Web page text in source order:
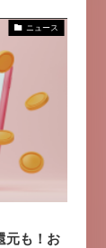
ニュース
元も！お